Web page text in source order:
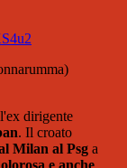
dirigente
. Il croato
Milan al Psg a
e anche